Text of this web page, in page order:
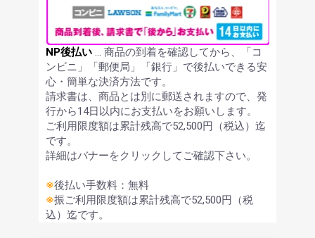
NP後払い … 商品の到着を確認してから、「コ
ンビニ」「郵便局」「銀行」で後払いできる安
心・簡単な決済方法です。
請求書は、商品とは別に郵送されますので、発
行から14日以内にお支払いをお願いします。
ご利用限度額は累計残高で52,500円（税込）迄
です。
詳細はバナーをクリックしてご確認下さい。
※後払い手数料：無料
※振ご利用限度額は累計残高で52,500円（税
込）迄です。